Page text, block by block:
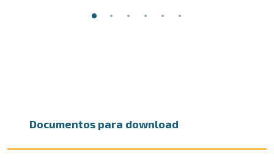
Documentos para download